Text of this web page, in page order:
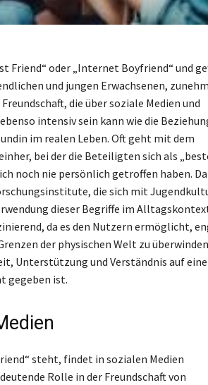
Friend“ oder „Internet Boyfriend“ und
und jungen Erwachsenen,
die über soziale Medien und
intensiv sein kann wie die
im realen Leben. Oft geht mit dem
bei der die Beteiligten sich als
noch nie persönlich getroffen haben.
die sich mit
dieser Begriffe im
da es den Nutzern ermöglicht,
der physischen Welt zu
Unterstützung und Verständnis auf eine
gegeben ist.
steht, findet in sozialen Medien
Rolle in der Freundschaft von